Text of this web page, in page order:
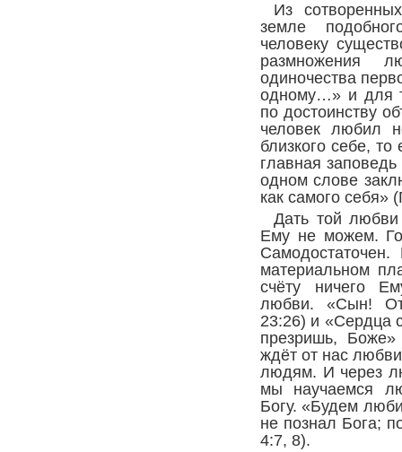
Из
земле
человеку
размножения
одиночества
одному…» и для
по достоинству
человек любил
близкого себе,
главная
одном слове
как самого себя»
Дать той
Ему не можем.
материальном
счёту ничего
любви. «Сын!
23:26) и «Сердца
презришь,
ждёт от нас
людям. И через
мы научаемся
Богу. «Будем
не познал Бога;
4:7, 8).